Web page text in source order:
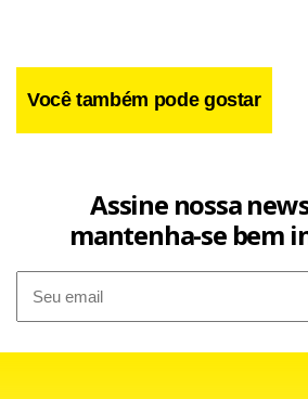
apontam dúvidas em setores
eventual impedimento de Dilma. A
apontado em seus discursos a
Você também pode gostar
Assine nossa
mantenha-se bem